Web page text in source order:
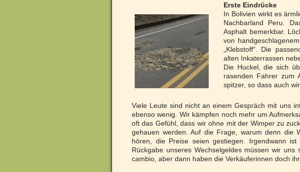
Erste Eindrücke
In Bolivien wirkt es
Nachbarland Peru.
Asphalt bemerkbar.
von
„Klebstoff“. Die
alten Inkaterrassen
Die Huckel, die sich
rasenden Fahrer zum
spitzer, so dass auch
Viele Leute sind nicht an einem Gespräch mit uns
ebenso wenig. Wir kämpfen noch mehr um
oft das Gefühl, dass wir ohne mit der Wimper zu
gehauen werden. Auf die Frage, warum denn die
hören, die Preise seien gestiegen. Irgendwann
Rückgabe unseres Wechselgeldes müssen wir
cambio, aber dann haben die Verkäuferinnen doch